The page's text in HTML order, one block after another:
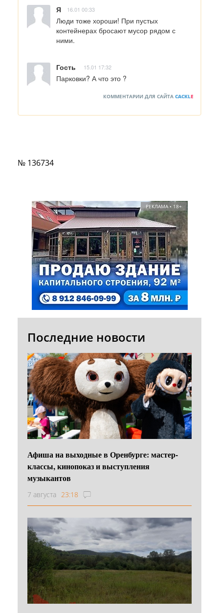
Я 16.01 00:33
Люди тоже хороши! При пустых
контейнерах бросают мусор рядом с
ними.
Гость 15.01 17:32
Парковки? А что это ?
КОММЕНТАРИИ ДЛЯ САЙТА CACKLE
№ 136734
РЕКЛАМА • 18+
Последние новости
Афиша на выходные в Оренбурге: мастер-
классы, кинопоказ и выступления
музыкантов
7 августа 23:18